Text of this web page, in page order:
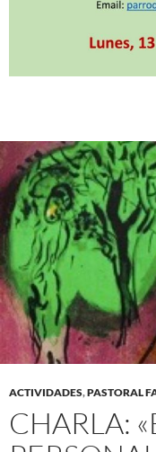
ACTIVIDADES,PASTORAL
CHARLA: